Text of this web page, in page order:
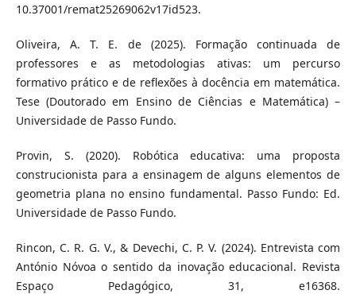
10.37001/remat25269062v17id523.
Oliveira, A. T. E. de (2025). Formação continuada de
professores e as metodologias ativas: um percurso
formativo prático e de reflexões à docência em matemática.
Tese (Doutorado em Ensino de Ciências e Matemática) –
Universidade de Passo Fundo.
Provin, S. (2020). Robótica educativa: uma proposta
construcionista para a ensinagem de alguns elementos de
geometria plana no ensino fundamental. Passo Fundo: Ed.
Universidade de Passo Fundo.
Rincon, C. R. G. V., & Devechi, C. P. V. (2024). Entrevista com
António Nóvoa o sentido da inovação educacional. Revista
Espaço Pedagógico, 31, e16368.